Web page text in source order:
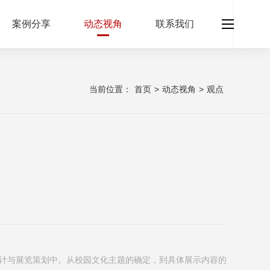
案例分享 动态视角 联系我们
当前位置： 首页 > 动态视角 > 观点
展览策划中。从校园文化主题的确定，到具体展示内容的